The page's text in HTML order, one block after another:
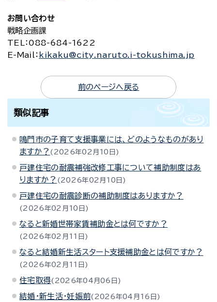
お問い合わせ
戦略企画課
TEL
：088-684-1622
E-Mail
： kikaku@city.naruto.i-tokushima.jp
前のページへ戻る
類似記事
鳴門市の子育て支援事業には、どのようなものがあり
ますか？
2026年02月10日
戸建住宅の耐震補強改修工事について補助制度はあ
りますか？
2026年02月10日
戸建住宅の耐震診断の補助制度はありますか？
2026年02月10日
なると新婚世帯家賃補助金とは何ですか？
2026年02月11日
なると結婚新生活スタート支援補助金とは何ですか？
2026年02月11日
住宅取得 2026年04月06日
結婚・新生活・妊娠前 2026年04月16日